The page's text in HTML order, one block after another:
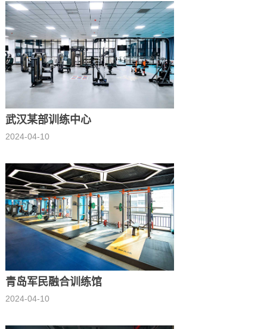
武汉某部训练中心
2024-04-10
青岛军民融合训练馆
2024-04-10